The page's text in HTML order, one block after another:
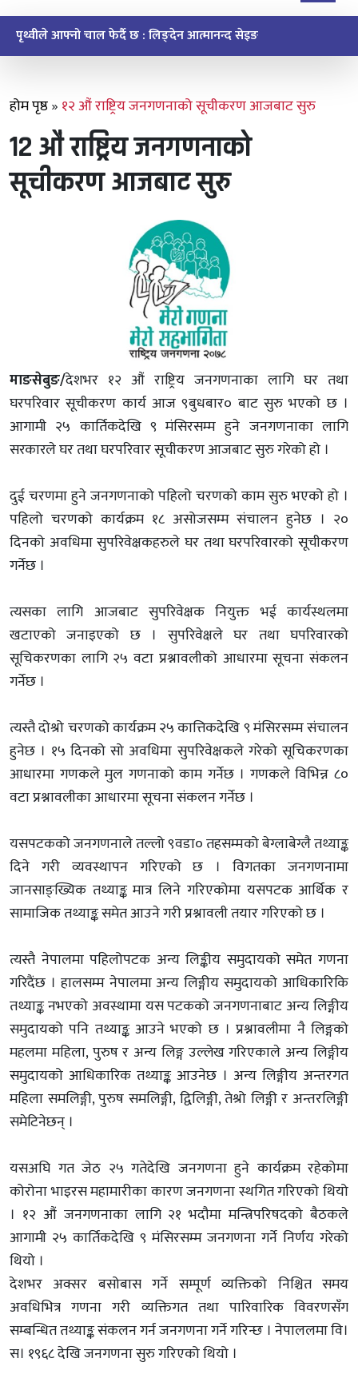
ऐतिहासिक मुइ चक्मा सेवाको सन्देश र सम्झना
होम पृष्ठ» १२ औं राष्ट्रिय जनगणनाको सूचीकरण आजबाट सुरु
१२ औं राष्ट्रिय जनगणनाको
सूचीकरण आजबाट सुरु
माङसेबुङ/देशभर १२ औं राष्ट्रिय जनगणनाका लागि घर तथा
घरपरिवार सूचीकरण कार्य आज ९बुधबार० बाट सुरु भएको छ ।
आगामी २५ कार्तिकदेखि ९ मंसिरसम्म हुने जनगणनाका लागि
सरकारले घर तथा घरपरिवार सूचीकरण आजबाट सुरु गरेको हो ।
दुई चरणमा हुने जनगणनाको पहिलो चरणको काम सुरु भएको हो ।
पहिलो चरणको कार्यक्रम १८ असोजसम्म संचालन हुनेछ । २०
दिनको अवधिमा सुपरिवेक्षकहरुले घर तथा घरपरिवारको सूचीकरण
गर्नेछ ।
त्यसका लागि आजबाट सुपरिवेक्षक नियुक्त भई कार्यस्थलमा
खटाएको जनाइएको छ । सुपरिवेक्षले घर तथा घपरिवारको
सूचिकरणका लागि २५ वटा प्रश्नावलीको आधारमा सूचना संकलन
गर्नेछ ।
त्यस्तै दोश्रो चरणको कार्यक्रम २५ कात्तिकदेखि ९ मंसिरसम्म संचालन
हुनेछ । १५ दिनको सो अवधिमा सुपरिवेक्षकले गरेको सूचिकरणका
आधारमा गणकले मुल गणनाको काम गर्नेछ । गणकले विभिन्न ८०
वटा प्रश्नावलीका आधारमा सूचना संकलन गर्नेछ ।
यसपटकको जनगणनाले तल्लो ९वडा० तहसम्मको बेग्लाबेग्लै तथ्याङ्क
दिने गरी व्यवस्थापन गरिएको छ । विगतका जनगणनामा
जानसाङ्ख्यिक तथ्याङ्क मात्र लिने गरिएकोमा यसपटक आर्थिक र
सामाजिक तथ्याङ्क समेत आउने गरी प्रश्नावली तयार गरिएको छ ।
त्यस्तै नेपालमा पहिलोपटक अन्य लिङ्कीय समुदायको समेत गणना
गरिदैंछ । हालसम्म नेपालमा अन्य लिङ्गीय समुदायको आधिकारिकि
तथ्याङ्क नभएको अवस्थामा यस पटकको जनगणनाबाट अन्य लिङ्गीय
समुदायको पनि तथ्याङ्क आउने भएको छ । प्रश्नावलीमा नै लिङ्गको
महलमा महिला, पुरुष र अन्य लिङ्ग उल्लेख गरिएकाले अन्य लिङ्गीय
समुदायको आधिकारिक तथ्याङ्क आउनेछ । अन्य लिङ्गीय अन्तरगत
महिला समलिङ्गी, पुरुष समलिङ्गी, द्विलिङ्गी, तेश्रो लिङ्गी र अन्तरलिङ्गी
समेटिनेछन् ।
यसअघि गत जेठ २५ गतेदेखि जनगणना हुने कार्यक्रम रहेकोमा
कोरोना भाइरस महामारीका कारण जनगणना स्थगित गरिएको थियो
। १२ औं जनगणनाका लागि २१ भदौमा मन्त्रिपरिषदको बैठकले
आगामी २५ कार्तिकदेखि ९ मंसिरसम्म जनगणना गर्ने निर्णय गरेको
थियो ।
देशभर अक्सर बसोबास गर्ने सम्पूर्ण व्यक्तिको निश्चित समय
अवधिभित्र गणना गरी व्यक्तिगत तथा पारिवारिक विवरणसँग
सम्बन्धित तथ्याङ्क संकलन गर्न जनगणना गर्ने गरिन्छ । नेपाललमा वि।
स। १९६८ देखि जनगणना सुरु गरिएको थियो ।